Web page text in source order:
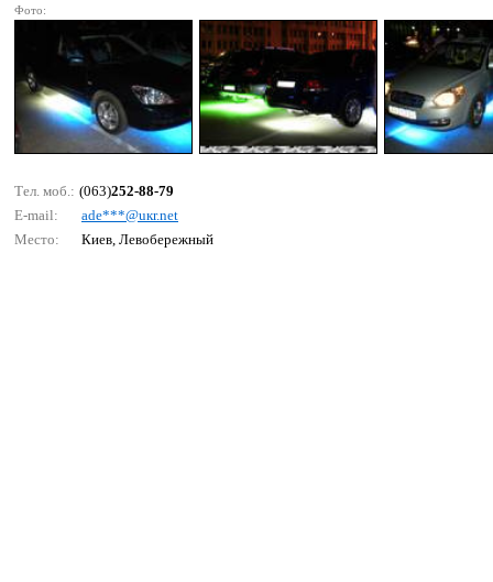
Фото:
Тел. моб.: (063)252-88-79
E-mail:
аdе***@uкr.nеt
Место:
Киев, Левобережный